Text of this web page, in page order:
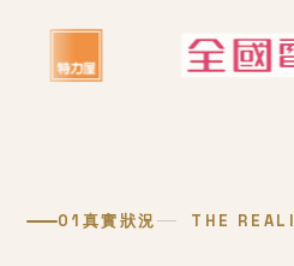
01 真實狀況 THE